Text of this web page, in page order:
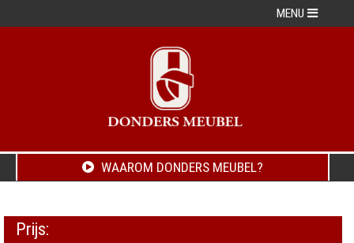
MENU
WAAROM DONDERS MEUBEL?
Prijs: